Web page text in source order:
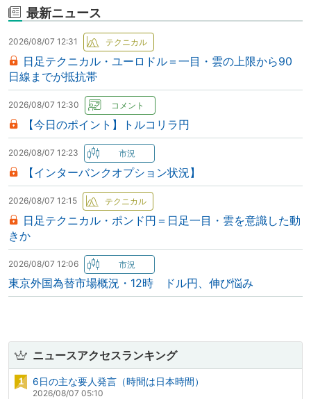
最新ニュース
2026/08/07 12:31
日足テクニカル・ユーロドル＝一目・雲の上限から90
日線までが抵抗帯
2026/08/07 12:30
【今日のポイント】トルコリラ円
2026/08/07 12:23
【インターバンクオプション状況】
2026/08/07 12:15
日足テクニカル・ポンド円＝日足一目・雲を意識した動
きか
2026/08/07 12:06
東京外国為替市場概況・12時 ドル円、伸び悩み
ニュースアクセスランキング
6日の主な要人発言（時間は日本時間）
2026/08/07 05:10